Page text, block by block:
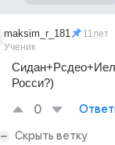
maksim_r_181
Ученик
11лет
Росси?)
0
Скрыть ветку